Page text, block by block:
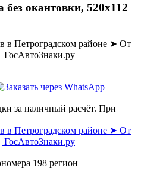
окантовки, 520х112
за наличный расчёт. При